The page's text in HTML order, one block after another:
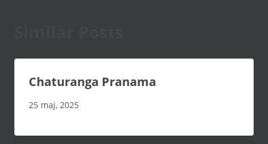
Chaturanga Pranama
25 maj, 2025